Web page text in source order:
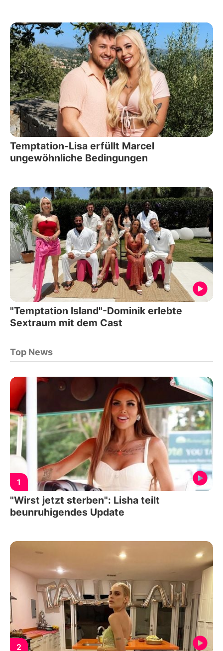
Temptation-Lisa erfüllt Marcel
ungewöhnliche Bedingungen
"Temptation Island"-Dominik erlebte
Sextraum mit dem Cast
Top News
1
"Wirst jetzt sterben": Lisha teilt
beunruhigendes Update
2